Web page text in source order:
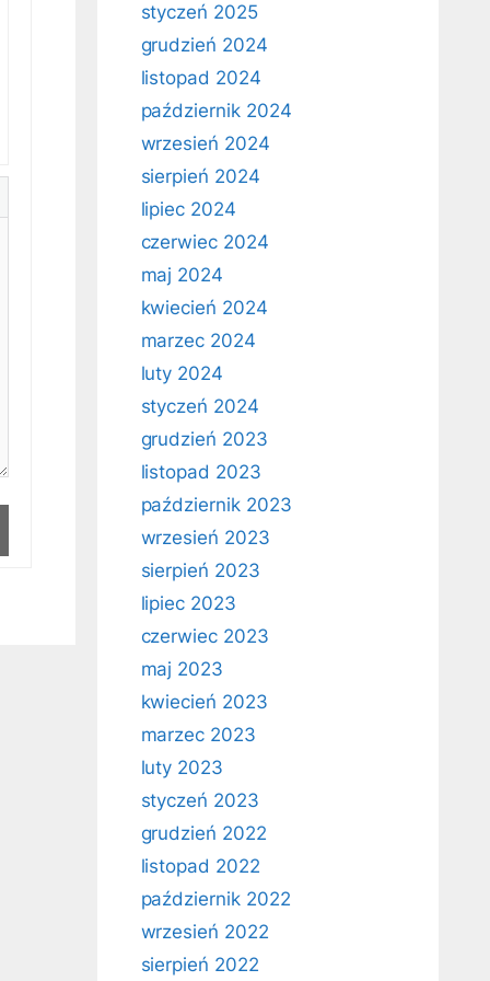
styczeń 2025
grudzień 2024
listopad 2024
październik 2024
wrzesień 2024
sierpień 2024
lipiec 2024
czerwiec 2024
maj 2024
kwiecień 2024
marzec 2024
luty 2024
styczeń 2024
grudzień 2023
listopad 2023
październik 2023
wrzesień 2023
sierpień 2023
lipiec 2023
czerwiec 2023
maj 2023
kwiecień 2023
marzec 2023
luty 2023
styczeń 2023
grudzień 2022
listopad 2022
październik 2022
wrzesień 2022
sierpień 2022